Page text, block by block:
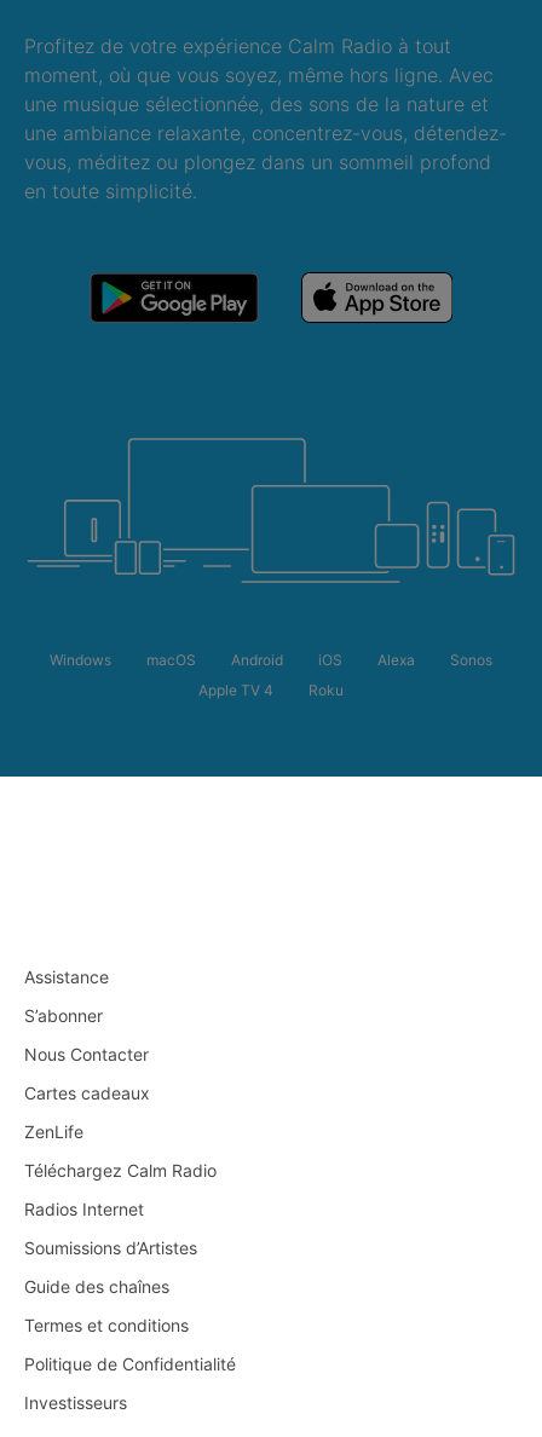
Profitez de votre expérience Calm Radio à tout
moment, où que vous soyez, même hors ligne. Avec
une musique sélectionnée, des sons de la nature et
une ambiance relaxante, concentrez-vous, détendez-
vous, méditez ou plongez dans un sommeil profond
en toute simplicité.
Windows macOS Android iOS Alexa
Sonos
Apple TV 4
Roku
Assistance
S’abonner
Nous Contacter
Cartes cadeaux
ZenLife
Téléchargez Calm Radio
Radios Internet
Soumissions d’Artistes
Guide des chaînes
Termes et conditions
Politique de Confidentialité
Investisseurs